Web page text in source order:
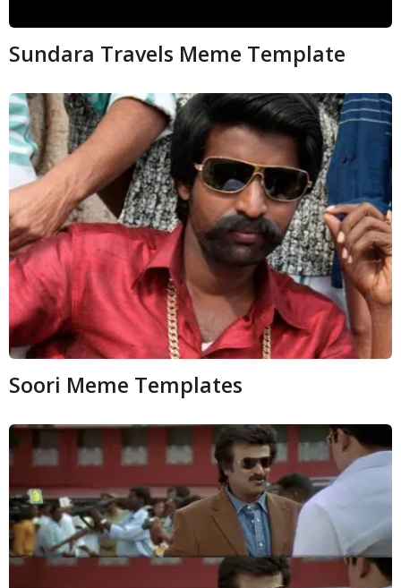
Sundara Travels Meme Template
Soori Meme Templates